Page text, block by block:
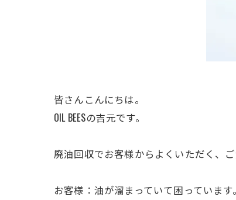
皆さんこんにちは。
OIL BEESの吉元です。
廃油回収でお客様からよくいただく、
お客様：油が溜まっていて困っています